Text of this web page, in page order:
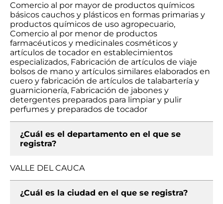
Comercio al por mayor de productos químicos
básicos cauchos y plásticos en formas primarias y
productos químicos de uso agropecuario,
Comercio al por menor de productos
farmacéuticos y medicinales cosméticos y
artículos de tocador en establecimientos
especializados, Fabricación de artículos de viaje
bolsos de mano y artículos similares elaborados en
cuero y fabricación de artículos de talabartería y
guarnicionería, Fabricación de jabones y
detergentes preparados para limpiar y pulir
perfumes y preparados de tocador
¿Cuál es el departamento en el que se
registra?
VALLE DEL CAUCA
¿Cuál es la ciudad en el que se registra?